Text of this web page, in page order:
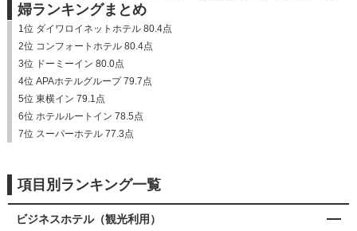
婦ランキングまとめ
1位 ダイワロイネットホテル 80.4点
2位 コンフォートホテル 80.4点
3位 ドーミーイン 80.0点
4位 APAホテルグループ 79.7点
5位 東横イン 79.1点
6位 ホテルルートイン 78.5点
7位 スーパーホテル 77.3点
項目別ランキング一覧
ビジネスホテル（観光利用）